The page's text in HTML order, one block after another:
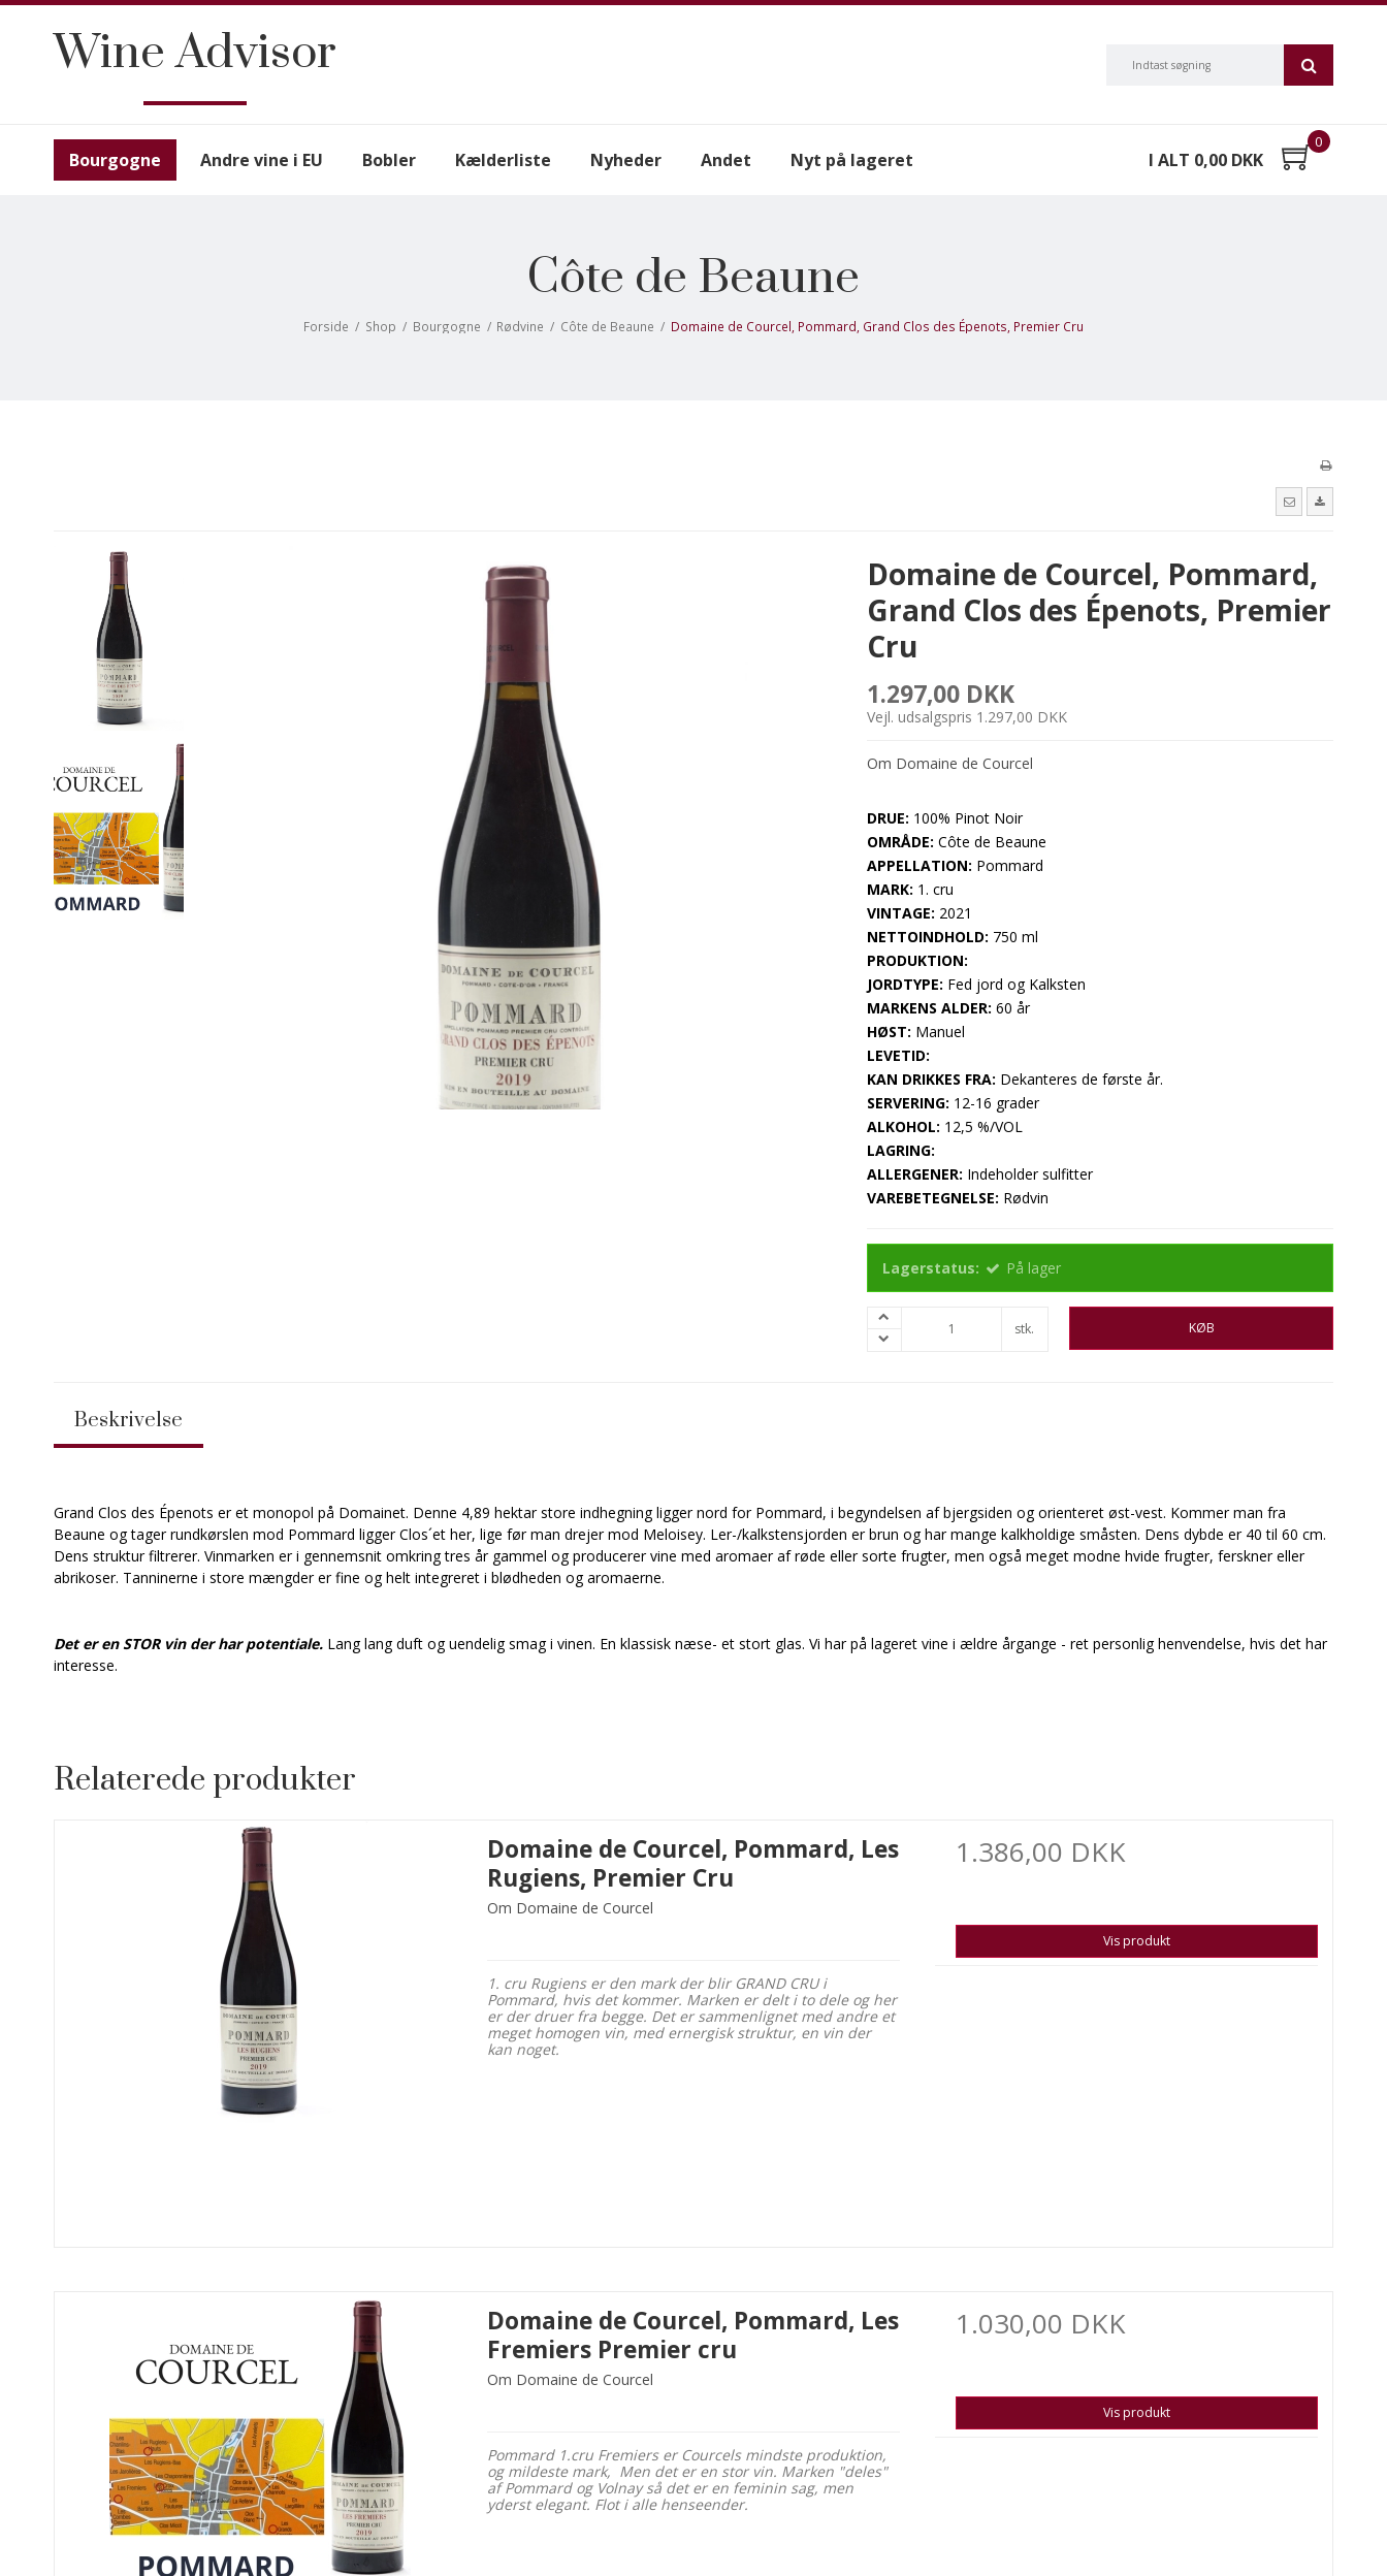
Wine Advisor
Bourgogne Andre vine i EU Bobler Kælderliste Nyheder Andet Nyt på lageret I ALT 0,00 DKK
0
Côte de Beaune
Forside / Shop / Bourgogne / Rødvine / Côte de Beaune / Domaine de Courcel, Pommard, Grand Clos des Épenots, Premier Cru
Domaine de Courcel, Pommard,
Grand Clos des Épenots, Premier
Cru
1.297,00 DKK
Vejl. udsalgspris 1.297,00 DKK
Om Domaine de Courcel
DRUE: 100% Pinot Noir
OMRÅDE: Côte de Beaune
APPELLATION: Pommard
MARK: 1. cru
VINTAGE: 2021
NETTOINDHOLD: 750 ml
PRODUKTION:
JORDTYPE: Fed jord og Kalksten
MARKENS ALDER: 60 år
HØST: Manuel
LEVETID:
KAN DRIKKES FRA: Dekanteres de første år.
SERVERING: 12-16 grader
ALKOHOL: 12,5 %/VOL
LAGRING:
ALLERGENER: Indeholder sulfitter
VAREBETEGNELSE: Rødvin
Lagerstatus: På lager
stk. KØB
Beskrivelse
Grand Clos des Épenots er et monopol på Domainet. Denne 4,89 hektar store indhegning ligger nord for Pommard, i begyndelsen af bjergsiden og orienteret øst-vest. Kommer man fra
Beaune og tager rundkørslen mod Pommard ligger Clos´et her, lige før man drejer mod Meloisey. Ler-/kalkstensjorden er brun og har mange kalkholdige småsten. Dens dybde er 40 til 60 cm.
Dens struktur filtrerer. Vinmarken er i gennemsnit omkring tres år gammel og producerer vine med aromaer af røde eller sorte frugter, men også meget modne hvide frugter, ferskner eller
abrikoser. Tanninerne i store mængder er fine og helt integreret i blødheden og aromaerne.
Det er en STOR vin der har potentiale. Lang lang duft og uendelig smag i vinen. En klassisk næse- et stort glas. Vi har på lageret vine i ældre årgange - ret personlig henvendelse, hvis det har
interesse.
Relaterede produkter
Domaine de Courcel, Pommard, Les
Rugiens, Premier Cru
Om Domaine de Courcel
1. cru Rugiens er den mark der blir GRAND CRU i
Pommard, hvis det kommer. Marken er delt i to dele og her
er der druer fra begge. Det er sammenlignet med andre et
meget homogen vin, med ernergisk struktur, en vin der
kan noget.
1.386,00 DKK
Vis produkt
Domaine de Courcel, Pommard, Les
Fremiers Premier cru
Om Domaine de Courcel
Pommard 1.cru Fremiers er Courcels mindste produktion,
og mildeste mark, Men det er en stor vin. Marken "deles"
af Pommard og Volnay så det er en feminin sag, men
yderst elegant. Flot i alle henseender.
1.030,00 DKK
Vis produkt